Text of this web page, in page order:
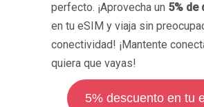
perfecto. ¡Aprovecha un 5% de
en tu eSIM y viaja sin
conectividad! ¡Mantente
quiera que vayas!
5% descuento en tu